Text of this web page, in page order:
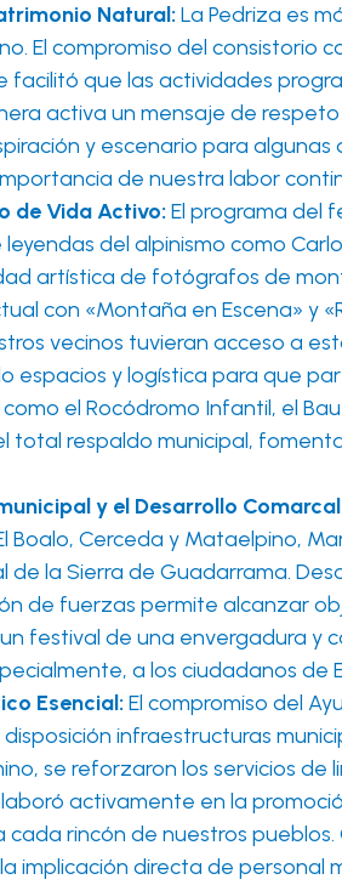
Natural: La Pedriza es
El compromiso del
que las actividades
activa un mensaje de
y escenario para
de nuestra labor
de Vida Activo: El programa del
del alpinismo como
artística de fotógrafos de
con «Montaña en Escena» y
vecinos tuvieran acceso a
espacios y logística para que
el Rocódromo Infantil, el
total respaldo municipal,
y el Desarrollo
Cerceda y Mataelpino,
de la Sierra de Guadarrama.
de fuerzas permite alcanzar
festival de una envergadura y
a los ciudadanos de
Esencial: El compromiso del
infraestructuras
se reforzaron los servicios
activamente en la
rincón de nuestros
implicación directa de personal